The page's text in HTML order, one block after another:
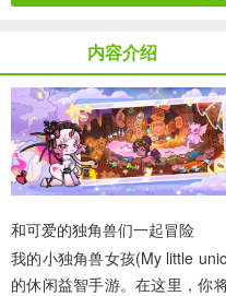
内容介绍
和可爱的独角兽们一起冒险
我的小独角兽女孩(My little
的休闲益智手游。在这里，你